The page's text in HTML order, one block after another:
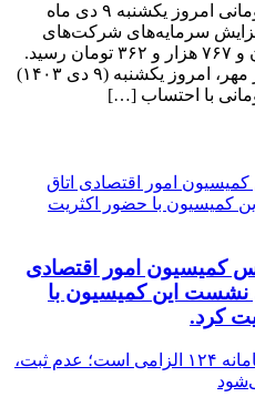
ارزش سهام عدالت یک میلیون تومانی امروز یکشنبه ۹ دی ماه
افزایش سرمایه‌های شرکت‌های
بورسی در این سهام به ۴۶ میلیون و ۷۶۷ هزار و ۳۶۲ تومان رسید.
به گزارش اخبار اصناف به نقل از مهر، امروز یکشنبه (۹ دی ۱۴۰۳)
با احتساب […]
کمیسیون امور اقتصادی
نشست این کمیسیون با
کرد.